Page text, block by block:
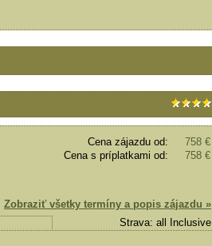
Cena zájazdu od:
758 €
Cena s príplatkami od:
758 €
Zobraziť všetky termíny a popis zájazdu »
Strava: all Inclusive